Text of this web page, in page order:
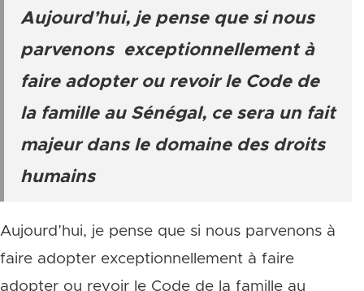
Aujourd’hui, je pense que si nous
parvenons exceptionnellement à
faire adopter ou revoir le Code de
la famille au Sénégal, ce sera un fait
majeur dans le domaine des droits
humains
Aujourd’hui, je pense que si nous parvenons à
faire adopter exceptionnellement à faire
adopter ou revoir le Code de la famille au